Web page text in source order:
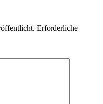
Erforderliche